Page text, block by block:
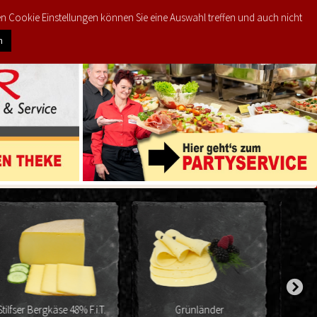
MEIN KONTO €0,00 0
Grünländer
Grünländer Käse 48% F.i.T.
Cookie Einstellungen können Sie eine Auswahl treffen und auch nicht